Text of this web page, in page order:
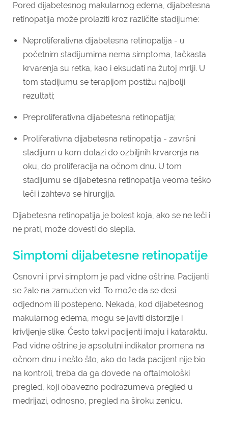
Pored dijabetesnog makularnog edema, dijabetesna
retinopatija može prolaziti kroz različite stadijume:
Neproliferativna dijabetesna retinopatija - u
početnim stadijumima nema simptoma, tačkasta
krvarenja su retka, kao i eksudati na žutoj mrlji. U
tom stadijumu se terapijom postižu najbolji
rezultati;
Preproliferativna dijabetesna retinopatija;
Proliferativna dijabetesna retinopatija - završni
stadijum u kom dolazi do ozbiljnih krvarenja na
oku, do proliferacija na očnom dnu. U tom
stadijumu se dijabetesna retinopatija veoma teško
leči i zahteva se hirurgija.
Dijabetesna retinopatija je bolest koja, ako se ne leči i
ne prati, može dovesti do slepila.
Simptomi dijabetesne retinopatije
Osnovni i prvi simptom je pad vidne oštrine. Pacijenti
se žale na zamućen vid. To može da se desi
odjednom ili postepeno. Nekada, kod dijabetesnog
makularnog edema, mogu se javiti distorzije i
krivljenje slike. Često takvi pacijenti imaju i kataraktu.
Pad vidne oštrine je apsolutni indikator promena na
očnom dnu i nešto što, ako do tada pacijent nije bio
na kontroli, treba da ga dovede na oftalmološki
pregled, koji obavezno podrazumeva pregled u
medrijazi, odnosno, pregled na široku zenicu.